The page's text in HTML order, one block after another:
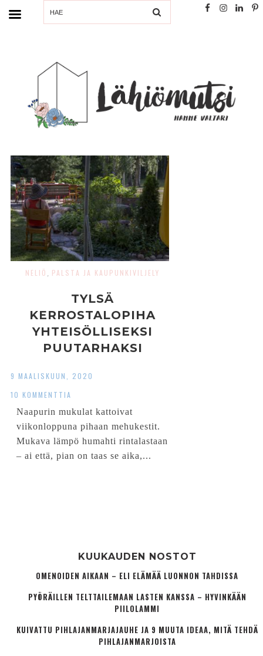
SEARCH
NELIÖ PALSTA JA KAUPUNKIVILJELY
TYLSÄ
KERROSTALOPIHA
YHTEISÖLLISEKSI
PUUTARHAKSI
9 MAALISKUUN, 2020
10 KOMMENTTIA
Naapurin mukulat kattoivat
viikonloppuna pihaan mehukestit.
Mukava lämpö humahti rintalastaan
– ai että, pian on taas se aika,...
KUUKAUDEN NOSTOT
OMENOIDEN AIKAAN – ELI ELÄMÄÄ LUONNON TAHDISSA
PYÖRÄILLEN TELTTAILEMAAN LASTEN KANSSA – HYVINKÄÄN
PIILOLAMMI
KUIVATTU PIHLAJANMARJAJAUHE JA 9 MUUTA IDEAA, MITÄ TEHDÄ
PIHLAJANMARJOISTA